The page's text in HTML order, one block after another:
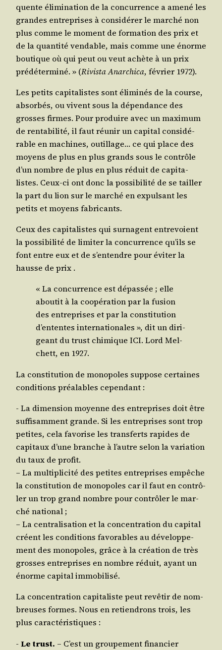
quente éli­mi­na­tion de la concur­rence a ame­né les
grandes entre­prises à consi­dé­rer le mar­ché non
plus comme le moment de for­ma­tion des prix et
de la quan­ti­té ven­dable, mais comme une énorme
bou­tique où qui peut ou veut achète à un prix
pré­dé­ter­mi­né. » (Rivis­ta Anar­chi­ca, février 1972).
Les petits capi­ta­listes sont éli­mi­nés de la course,
absor­bés, ou vivent sous la dépen­dance des
grosses firmes. Pour pro­duire avec un maxi­mum
de ren­ta­bi­li­té, il faut réunir un capi­tal consi­dé­
rable en machines, outillage… ce qui place des
moyens de plus en plus grands sous le contrôle
d’un nombre de plus en plus réduit de capi­ta­
listes. Ceux-ci ont donc la pos­si­bi­li­té de se tailler
la part du lion sur le mar­ché en expul­sant les
petits et moyens fabricants.
Ceux des capi­ta­listes qui sur­nagent entre­voient
la pos­si­bi­li­té de limi­ter la concur­rence qu’ils se
font entre eux et de s’entendre pour évi­ter la
hausse de prix .
« La concur­rence est dépas­sée ; elle
abou­tit à la coopé­ra­tion par la fusion
des entre­prises et par la consti­tu­tion
d’ententes inter­na­tio­nales », dit un diri­
geant du trust chi­mique ICI. Lord Mel­
chett, en 1927.
La consti­tu­tion de mono­poles sup­pose cer­taines
condi­tions préa­lables cependant :
- La dimen­sion moyenne des entre­prises doit être
suf­fi­sam­ment grande. Si les entre­prises sont trop
petites, cela favo­rise les trans­ferts rapides de
capi­taux d’une branche à l’autre selon la varia­tion
du taux de profit.
– La mul­ti­pli­ci­té des petites entre­prises empêche
la consti­tu­tion de mono­poles car il faut en contrô­
ler un trop grand nombre pour contrô­ler le mar­
ché national ;
– La cen­tra­li­sa­tion et la concen­tra­tion du capi­tal
créent les condi­tions favo­rables au déve­lop­pe­
ment des mono­poles, grâce à la créa­tion de très
grosses entre­prises en nombre réduit, ayant un
énorme capi­tal immobilisé.
La concen­tra­tion capi­ta­liste peut revê­tir de nom­
breuses formes. Nous en retien­drons trois, les
plus caractéristiques :
- Le trust. – C’est un grou­pe­ment finan­cier